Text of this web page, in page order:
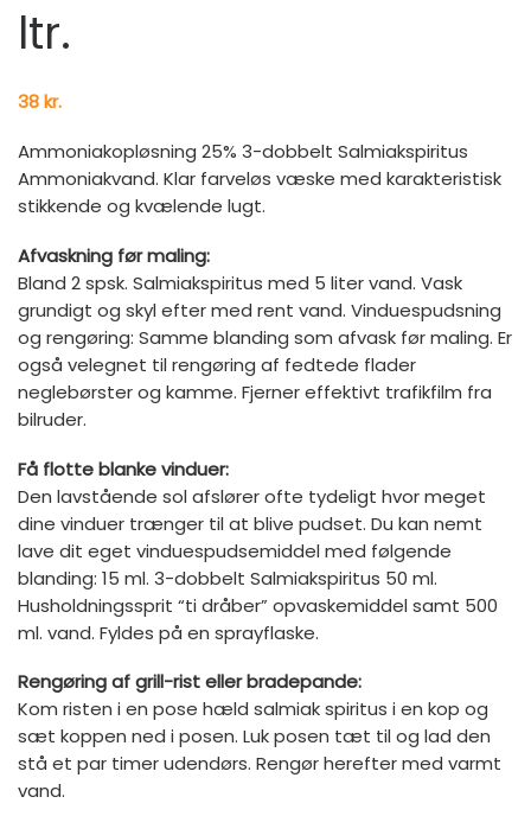
ltr.
38kr.
Ammoniakopløsning 25% 3-dobbelt Salmiakspiritus
Ammoniakvand. Klar farveløs væske med karakteristisk
stikkende og kvælende lugt.
Afvaskning før maling:
Bland 2 spsk. Salmiakspiritus med 5 liter vand. Vask
grundigt og skyl efter med rent vand. Vinduespudsning
og rengøring: Samme blanding som afvask før maling. Er
også velegnet til rengøring af fedtede flader
neglebørster og kamme. Fjerner effektivt trafikfilm fra
bilruder.
Få flotte blanke vinduer:
Den lavstående sol afslører ofte tydeligt hvor meget
dine vinduer trænger til at blive pudset. Du kan nemt
lave dit eget vinduespudsemiddel med følgende
blanding: 15 ml. 3-dobbelt Salmiakspiritus 50 ml.
Husholdningssprit “ti dråber” opvaskemiddel samt 500
ml. vand. Fyldes på en sprayflaske.
Rengøring af grill-rist eller bradepande:
Kom risten i en pose hæld salmiak spiritus i en kop og
sæt koppen ned i posen. Luk posen tæt til og lad den
stå et par timer udendørs. Rengør herefter med varmt
vand.